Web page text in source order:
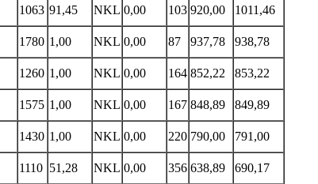
1063 91,45 NKL 0,00 103 920,00 1011,46
1780 1,00 NKL 0,00 87 937,78 938,78
1260 1,00 NKL 0,00 164 852,22 853,22
1575 1,00 NKL 0,00 167 848,89 849,89
1430 1,00 NKL 0,00 220 790,00 791,00
1110 51,28 NKL 0,00 356 638,89 690,17